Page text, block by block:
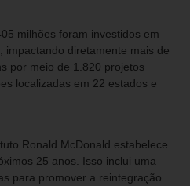
milhões foram investidos em
impactando diretamente mais de
por meio de 1.820 projetos
localizadas em 22 estados e
Ronald McDonald estabelece
25 anos. Isso inclui uma
para promover a reintegração